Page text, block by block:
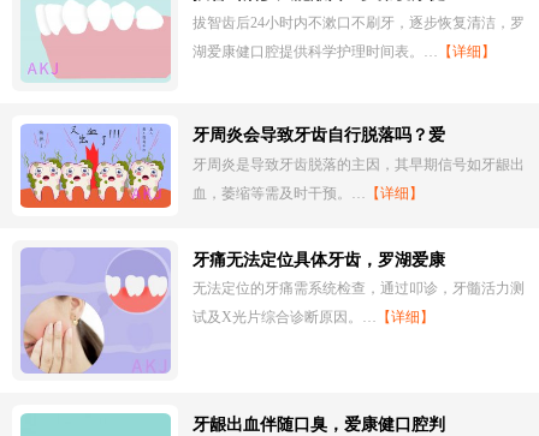
拔智齿后24小时内不漱口不刷牙，逐步恢复清洁，罗
湖爱康健口腔提供科学护理时间表。…
【详细】
牙周炎会导致牙齿自行脱落吗？爱
牙周炎是导致牙齿脱落的主因，其早期信号如牙龈出
血，萎缩等需及时干预。…
【详细】
牙痛无法定位具体牙齿，罗湖爱康
无法定位的牙痛需系统检查，通过叩诊，牙髓活力测
试及X光片综合诊断原因。… 【详细】
牙龈出血伴随口臭，爱康健口腔判